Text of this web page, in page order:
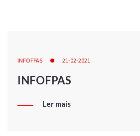
INFOFPAS 21-02-2021
INFOFPAS
Ler mais